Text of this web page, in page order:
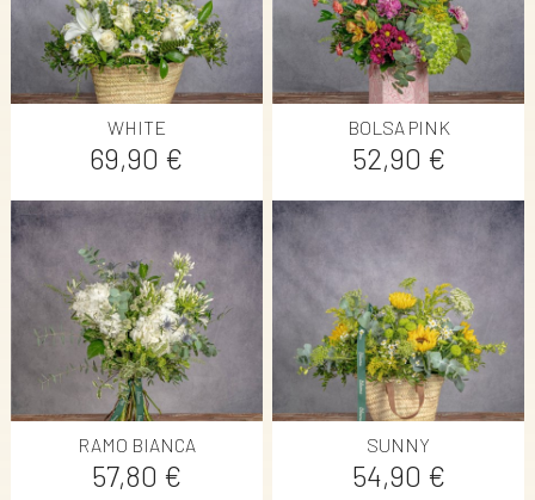
WHITE
Precio
69,90 €
BOLSA PINK
Precio
52,90 €
RAMO BIANCA
Precio
57,80 €
SUNNY
Precio
54,90 €